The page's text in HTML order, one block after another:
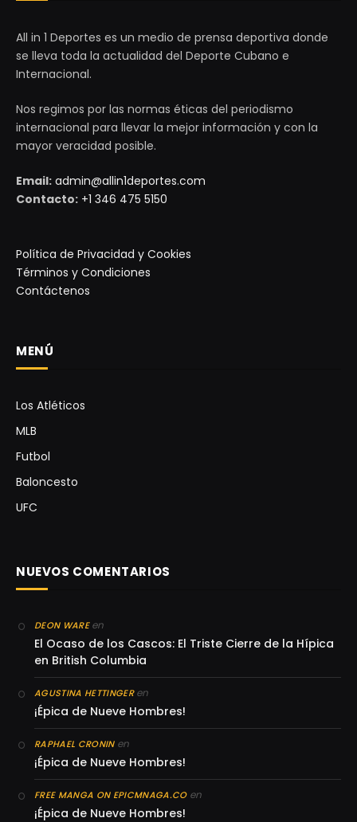
All in 1 Deportes es un medio de prensa deportiva donde
se lleva toda la actualidad del Deporte Cubano e
Internacional.
Nos regimos por las normas éticas del periodismo
internacional para llevar la mejor información y con la
mayor veracidad posible.
Email: admin@allin1deportes.com
Contacto: +1 346 475 5150
Política de Privacidad y Cookies
Términos y Condiciones
Contáctenos
MENÚ
Los Atléticos
MLB
Futbol
Baloncesto
UFC
NUEVOS COMENTARIOS
DEON WAREen
El Ocaso de los Cascos: El Triste Cierre de la Hípica
en British Columbia
AGUSTINA HETTINGERen
¡Épica de Nueve Hombres!
RAPHAEL CRONINen
¡Épica de Nueve Hombres!
FREE MANGA ON EPICMNAGA.COen
¡Épica de Nueve Hombres!